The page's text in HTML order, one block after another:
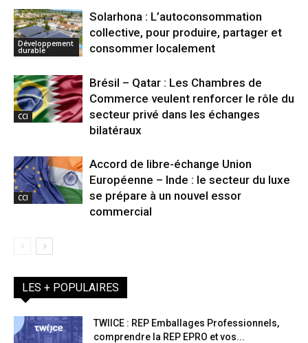
Développement
durable
Solarhona : L’autoconsommation
collective, pour produire, partager et
consommer localement
CCI
Brésil – Qatar : Les Chambres de
Commerce veulent renforcer le rôle du
secteur privé dans les échanges
bilatéraux
CCI
Accord de libre-échange Union
Européenne – Inde : le secteur du luxe
se prépare à un nouvel essor
commercial
LES + POPULAIRES
TWIICE : REP Emballages Professionnels,
comprendre la REP EPRO et vos...